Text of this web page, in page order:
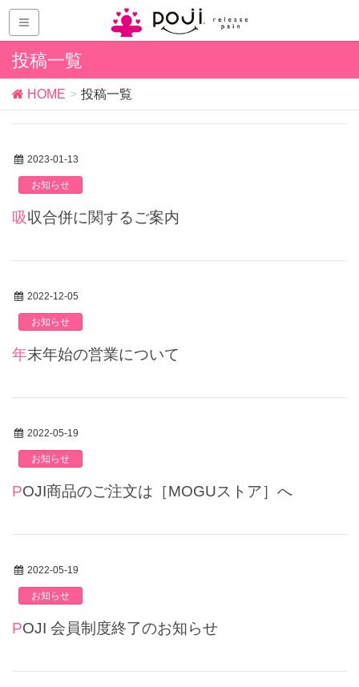
投稿一覧
HOME 投稿一覧
2023-01-13
お知らせ
吸収合併に関するご案内
2022-12-05
お知らせ
年末年始の営業について
2022-05-19
お知らせ
POJI商品のご注文は［MOGUストア］へ
2022-05-19
お知らせ
POJI 会員制度終了のお知らせ